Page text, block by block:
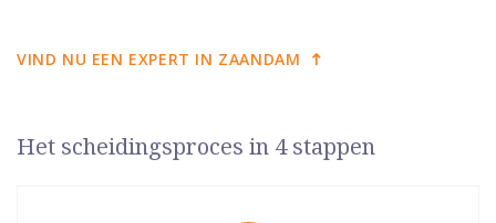
VIND NU EEN EXPERT IN ZAANDAM
Het scheidingsproces in 4 stappen